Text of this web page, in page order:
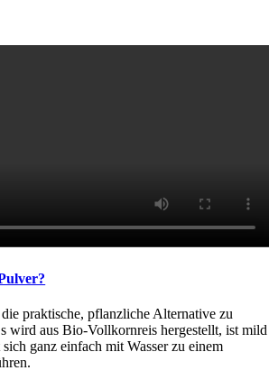
praktische, pflanzliche Alternative zu
wird aus Bio-Vollkornreis hergestellt, ist mild
ganz einfach mit Wasser zu einem